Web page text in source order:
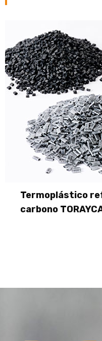
Termoplástico
carbono TORAYCA
LEER MÁS
Termoplástico
carbono